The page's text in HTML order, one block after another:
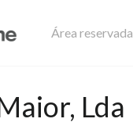
Área reservada
Lda